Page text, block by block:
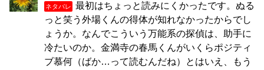
ネタバレ
最初はちょっと読みにくかったです。ぬる
っと笑う外場くんの得体が知れなかったからでし
ょうか。なんでこういう万能系の探偵は、助手に
冷たいのか。金満寺の春馬くんがいくらポジティ
ブ慕何（ばか…って読むんだね）とはいえ、もう